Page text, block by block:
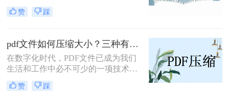
的文件大小可能会很大，难以通过电
子邮件或其他方式共享。在这种情况
文件，一起来看一下吧。
赞 踩
pdf文件如何压缩大小？三种有效方法让你的PDF文件轻盈如燕！
在数字化时代，PDF文件已成为我们
生活和工作中必不可少的一项技术。
然而，有时候我们会遇到一个问题：
PDF文件太大了！这不仅占用了我们
赞 踩